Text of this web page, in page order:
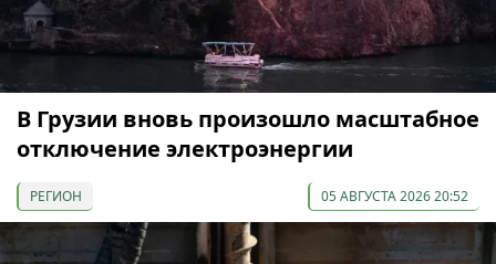
В Грузии вновь произошло масштабное
отключение электроэнергии
РЕГИОН 05 АВГУСТА 2026 20:52